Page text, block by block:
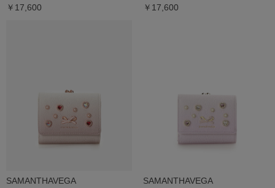
￥17,600
￥17,600
SAMANTHAVEGA
SAMANTHAVEGA